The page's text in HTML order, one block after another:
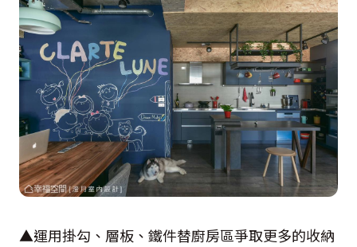
▲運用掛勾、層板、鐵件替廚房區爭取更多的收納